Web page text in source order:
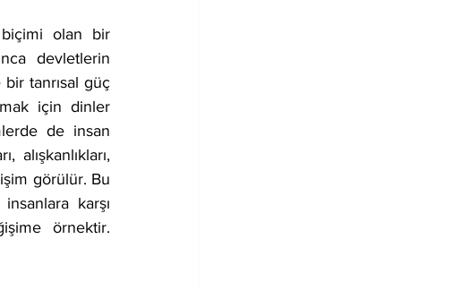
olan bir
devletlerin
tanrısal güç
için dinler
de insan
alışkanlıkları,
görülür. Bu
karşı
örnektir.